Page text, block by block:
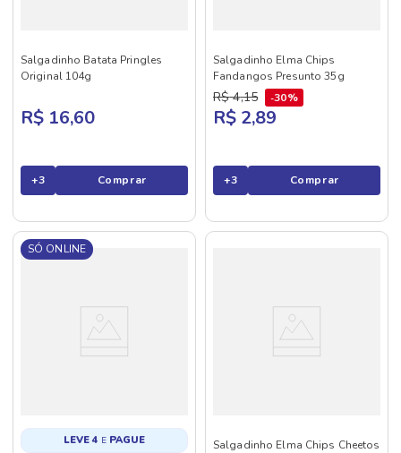
Salgadinho Batata Pringles
Original 104g
R$ 16,60
+3 Comprar
Salgadinho Elma Chips
Fandangos Presunto 35g
R$ 4,15 30%
R$ 2,89
+3 Comprar
SÓ ONLINE
LEVE 4 E PAGUE
Salgadinho Elma Chips Cheetos